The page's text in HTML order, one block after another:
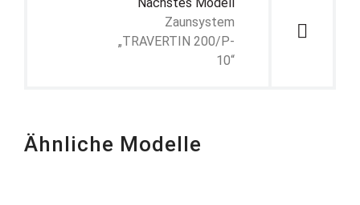
Zaunsystem
„TRAVERTIN 200/P-
10“
Ähnliche Modelle